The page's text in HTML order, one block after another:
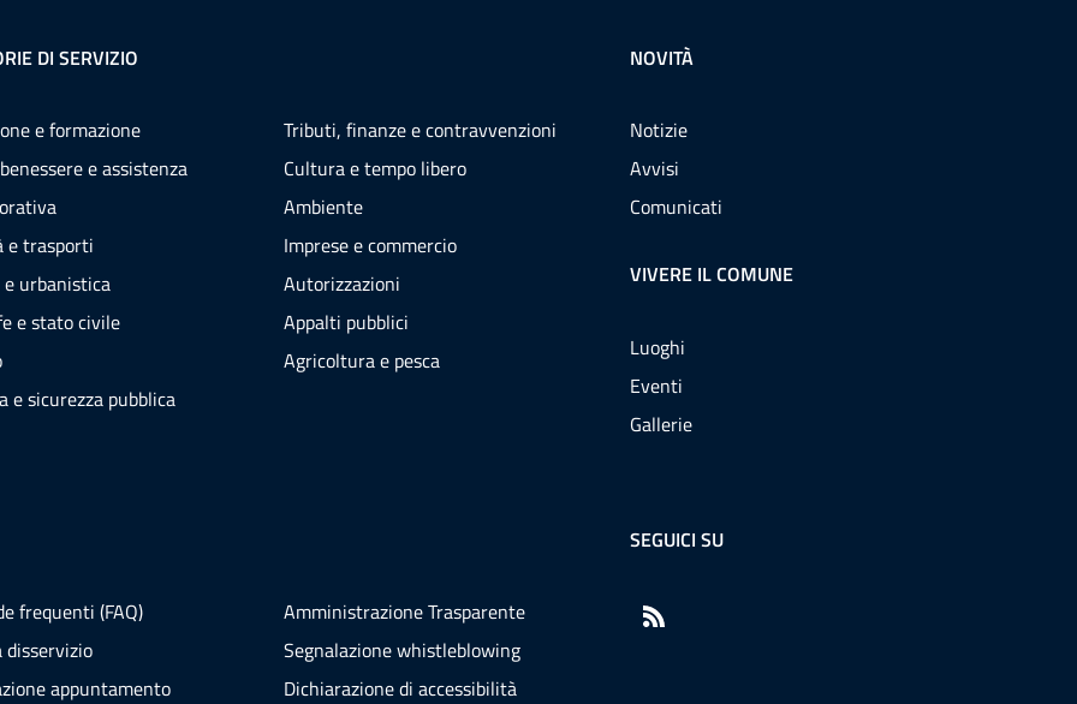
DI SERVIZIO
e formazione
e assistenza
e trasporti
urbanistica
e stato civile
e sicurezza pubblica
Tributi, finanze e contravvenzioni
Cultura e tempo libero
Ambiente
Imprese e commercio
Autorizzazioni
Appalti pubblici
Agricoltura e pesca
NOVITÀ
Notizie
Avvisi
Comunicati
VIVERE IL COMUNE
Luoghi
Eventi
Gallerie
frequenti (FAQ)
disservizio
appuntamento
Amministrazione Trasparente
Segnalazione whistleblowing
Dichiarazione di accessibilità
SEGUICI SU